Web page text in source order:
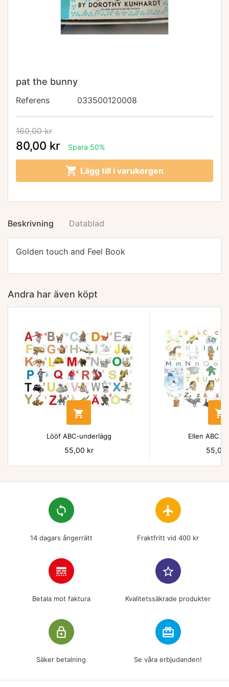
pat the bunny
Referens 033500120008
160,00 kr
80,00 kr Spara 50%
 Lägg till i varukorgen
Beskrivning Datablad
Golden touch and Feel Book
Andra har även köpt

Lööf ABC-underlägg
Pris
55,00 kr

Ellen ABC
Pris
55,00
loop
14 dagars ångerrätt
flight
Fraktfritt vid 400 kr
line_style
Betala mot faktura
star_border
Kvalitetssäkrade produkter
lock_outline
Säker betalning
redeem
Se våra erbjudanden!